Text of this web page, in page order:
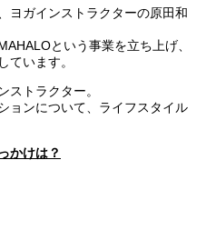
ヨガインストラクターの原田和
という事業を立ち上げ、
ています。
ストラクター。
ョンについて、ライフスタイル
かけは？